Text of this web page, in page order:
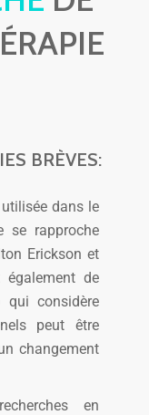
BRÈVES:
dans le
se rapproche
Erickson et
de
qui considère
peut être
changement
en